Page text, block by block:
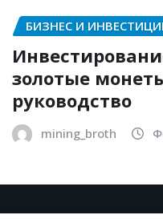
БИЗНЕС И
золотые
руководство
mining_broth